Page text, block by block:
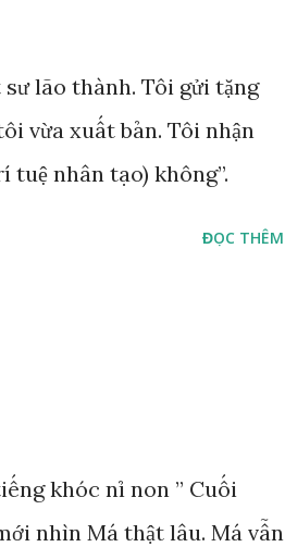
lão thành. Tôi gửi tặng
vừa xuất bản. Tôi nhận
tuệ nhân tạo) không”.
ĐỌC THÊM
khóc nỉ non ” Cuối
nhìn Má thật lâu. Má vẫn